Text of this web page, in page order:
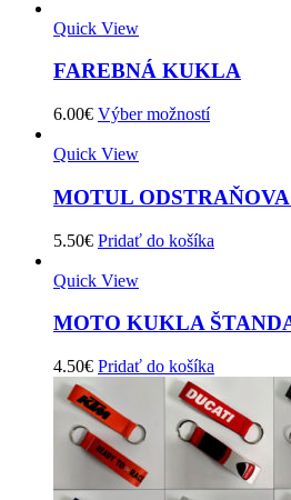
Quick View
FAREBNÁ KUKLA
6.00€ Výber možností
Quick View
MOTUL
5.50€ Pridať do košíka
Quick View
MOTO KUKLA
4.50€ Pridať do košíka